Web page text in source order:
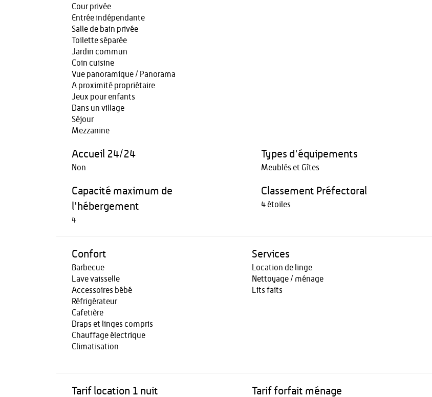
Cour privée
Entrée indépendante
Salle de bain privée
Toilette séparée
Jardin commun
Coin cuisine
Vue panoramique / Panorama
A proximité propriétaire
Jeux pour enfants
Dans un village
Séjour
Mezzanine
Accueil 24/24
Non
Types d'équipements
Meublés et Gîtes
Capacité maximum de
l'hébergement
4
Classement Préfectoral
4 étoiles
Confort
Barbecue
Lave vaisselle
Accessoires bébé
Réfrigérateur
Cafetière
Draps et linges compris
Chauffage électrique
Climatisation
Services
Location de linge
Nettoyage / ménage
Lits faits
Tarif location 1 nuit Tarif forfait ménage